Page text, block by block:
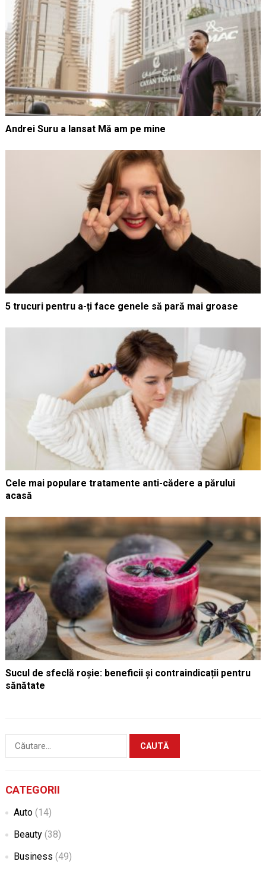
Andrei Suru a lansat Mă am pe mine
5 trucuri pentru a-ți face genele să pară mai groase
Cele mai populare tratamente anti-cădere a părului
acasă
Sucul de sfeclă roșie: beneficii și contraindicații pentru
sănătate
Caută
CATEGORII
Auto(14)
Beauty(38)
Business (49)